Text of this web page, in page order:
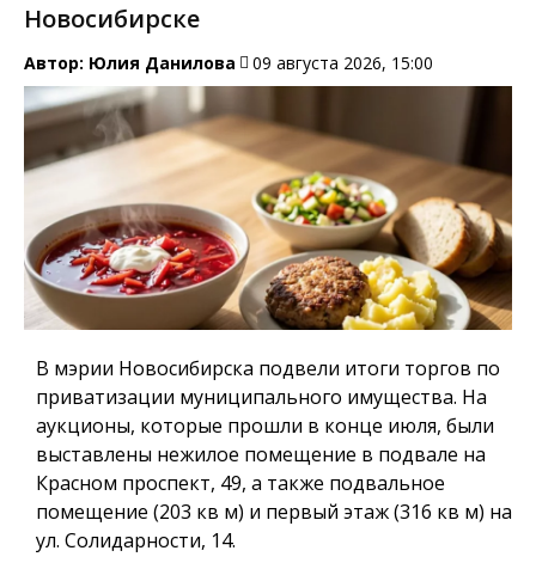
Новосибирске
Автор: Юлия Данилова 09 августа 2026, 15:00
В мэрии Новосибирска подвели итоги торгов по
приватизации муниципального имущества. На
аукционы, которые прошли в конце июля, были
выставлены нежилое помещение в подвале на
Красном проспект, 49, а также подвальное
помещение (203 кв м) и первый этаж (316 кв м) на
ул. Солидарности, 14.